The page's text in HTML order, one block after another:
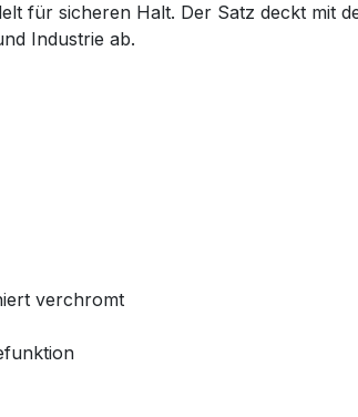
für sicheren Halt. Der Satz deckt mit
Industrie ab.
verchromt